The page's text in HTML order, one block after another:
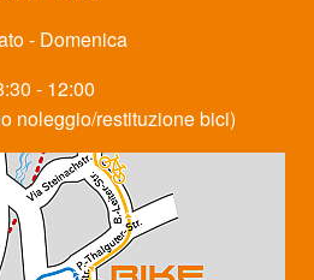
- Domenica
- 12:00
noleggio/restituzione bici)